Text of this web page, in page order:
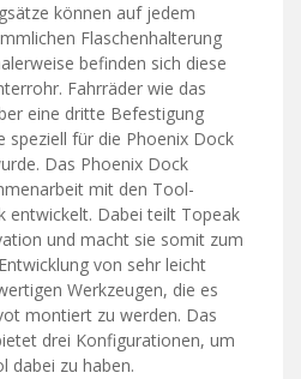
können auf jedem
Flaschenhalterung
befinden sich diese
Fahrräder wie das
eine dritte Befestigung
speziell für die Phoenix Dock
Das Phoenix Dock
mit den Tool-
entwickelt. Dabei teilt Topeak
und macht sie somit zum
von sehr leicht
Werkzeugen, die es
montiert zu werden. Das
drei Konfigurationen, um
dabei zu haben.